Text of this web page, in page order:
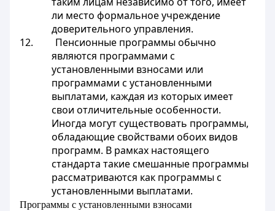
ли место формальное учреждение
доверительного управления.
12. Пенсионные программы обычно
являются программами с
установленными взносами или
программами с установленными
выплатами, каждая из которых имеет
свои отличительные особенности.
Иногда могут существовать программы,
обладающие свойствами обоих видов
программ. В рамках настоящего
стандарта такие смешанные программы
рассматриваются как программы с
установленными выплатами.
Программы с установленными взносами